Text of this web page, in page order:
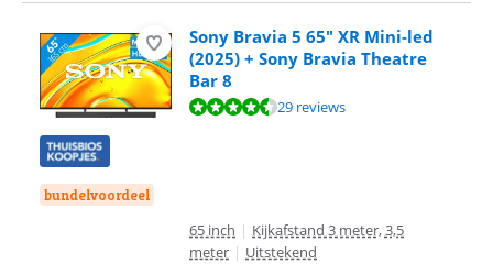
bundelvoordeel
Sony Bravia 5 65" XR Mini-led
(2025) + Sony Bravia Theatre
Bar 8
Beoordeling is 9,0 van de 10, gebaseerd op 29 reviews.
29 reviews
65 inch | Kijkafstand 3 meter, 3,5
meter | Uitstekend